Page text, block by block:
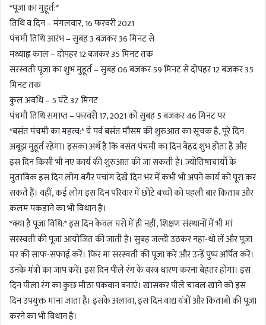
*पूजा का मुहूर्त:*
तिथि व दिन – मंगलवार, 16 फरवरी 2021
पंचमी तिथि आरंभ – सुबह 3 बजकर 36 मिनट से
मध्याह्न काल – दोपहर 12 बजकर 35 मिनट तक
सरस्वती पूजा का शुभ मुहूर्त – सुबह 06 बजकर 59 मिनट से दोपहर 12 बजकर 35
मिनट तक
कुल अवधि – 5 घंटे 37 मिनट
पंचमी तिथि समाप्त – फरवरी 17, 2021 को सुबह 5 बजकर 46 मिनट पर
*बसंत पंचमी का महत्व:* ये पर्व बसंत मौसम की शुरुआत का सूचक है, पूरे दिन
अबूझ मुहूर्त रहेगा। इसका अर्थ है कि बसंत पंचमी का दिन बेहद शुभ होता है और
इस दिन किसी भी नए कार्य की शुरुआत की जा सकती है। ज्योतिषाचार्यों के
मुताबिक इस दिन लोग बगैर पंचांग देखे दिन भर में कभी भी अपने कार्य को पूरा कर
सकते हैं। वहीं, कई लोग इस दिन परिवार में छोटे बच्चों को पहली बार किताब और
कलम पकड़ाने का भी विधान है।
*क्या है पूजा विधि:* इस दिन केवल घरों में ही नहीं, शिक्षण संस्थानों में भी मां
सरस्वती की पूजा आयोजित की जाती है। सुबह जल्दी उठकर नहा-धो लें और पूजा
घर की साफ-सफाई करें। फिर मां सरस्वती की पूजा करें और उन्हें पुष्प अर्पित करें।
उनके मंत्रों का जाप करें। इस दिन पीले रंग के वस्त्र धारण करना बेहतर होगा। इस
दिन पीला रंग का कुछ मीठा पकवान बनाएं। खासकर पीले चावल खाने को इस
दिन उपयुक्त माना जाता है। इसके अलावा, इस दिन वाद्य यंत्रों और किताबों की पूजा
करने का भी विधान है।